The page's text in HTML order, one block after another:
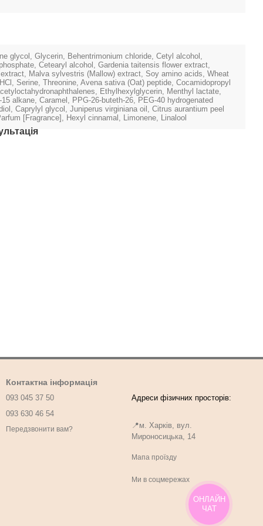
glycol, Glycerin, Behentrimonium chloride, Cetyl alcohol,
Cetearyl alcohol, Gardenia taitensis flower extract,
Malva sylvestris (Mallow) extract, Soy amino acids, Wheat
Serine, Threonine, Avena sativa (Oat) peptide, Cocamidopropyl
Ethylhexylglycerin, Menthyl lactate,
15 alkane, Caramel, PPG-26-buteth-26, PEG-40 hydrogenated
Caprylyl glycol, Juniperus virginiana oil, Citrus aurantium peel
[Fragrance], Hexyl cinnamal, Limonene, Linalool
Контактна інформація
093 045 37 50
093 630 46 54
Передзвонити вам?
📍м. Харків, вул.
Мироносицька, 14
Мапа проїзду
Ми в соцмережах
ОНЛАЙН
ЧАТ